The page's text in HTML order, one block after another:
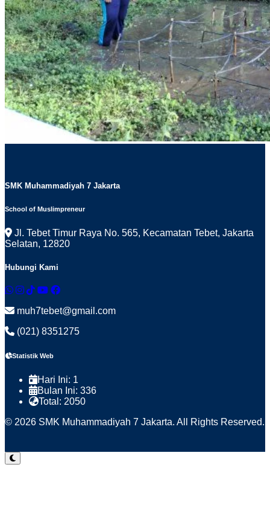
SMK Muhammadiyah 7 Jakarta
School of Muslimpreneur
Jl. Tebet Timur Raya No. 565, Kecamatan Tebet, Jakarta
Selatan, 12820
Hubungi Kami
muh7tebet@gmail.com
(021) 8351275
Statistik Web
Hari Ini: 1
Bulan Ini: 336
Total: 2050
© 2026 SMK Muhammadiyah 7 Jakarta. All Rights Reserved.